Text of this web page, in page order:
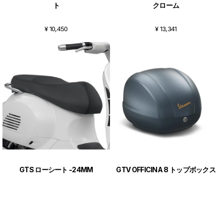
ト
¥ 10,450
クローム
¥ 13,341
GTS ローシート -24MM GTV OFFICINA 8 トップボックス